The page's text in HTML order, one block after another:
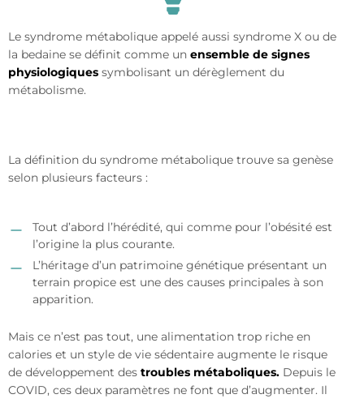
Le syndrome métabolique appelé aussi syndrome X ou de
la bedaine se définit comme un ensemble de signes
physiologiques symbolisant un dérèglement du
métabolisme.
La définition du syndrome métabolique trouve sa genèse
selon plusieurs facteurs :
Tout d’abord l’hérédité, qui comme pour l’obésité est
l’origine la plus courante.
L’héritage d’un patrimoine génétique présentant un
terrain propice est une des causes principales à son
apparition.
Mais ce n’est pas tout, une alimentation trop riche en
calories et un style de vie sédentaire augmente le risque
de développement des troubles métaboliques. Depuis le
COVID, ces deux paramètres ne font que d’augmenter. Il